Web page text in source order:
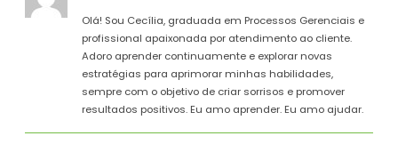
Olá! Sou Cecília, graduada em Processos Gerenciais e
profissional apaixonada por atendimento ao cliente.
Adoro aprender continuamente e explorar novas
estratégias para aprimorar minhas habilidades,
sempre com o objetivo de criar sorrisos e promover
resultados positivos. Eu amo aprender. Eu amo ajudar.